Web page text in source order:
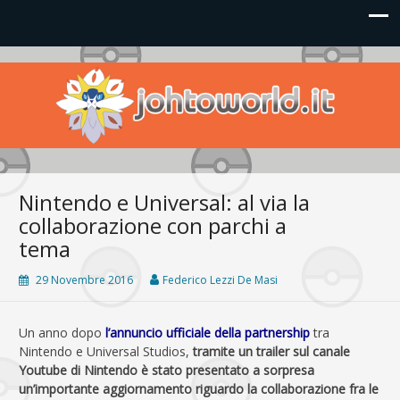
Johto World
Le novità più frizzanti dall'universo Pokémon e Nintendo
Nintendo e Universal: al via la
collaborazione con parchi a
tema
29 Novembre 2016 Federico Lezzi De Masi
Un anno dopo l’annuncio ufficiale della partnershiptra
Nintendo e Universal Studios, tramite un trailer sul canale
Youtube di Nintendo è stato presentato a sorpresa
un’importante aggiornamento riguardo la collaborazione fra le